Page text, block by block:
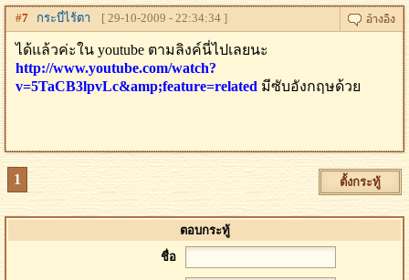
#7 กระบี่ไร้ตา [ 29-10-2009 - 22:34:34 ]
ได้แล้วค่ะใน youtube ตามลิงค์นี่ไปเลยนะ
http://www.youtube.com/watch?
v=5TaCB3lpvLc&amp;feature=related มีซับอังกฤษด้วย
1 ตั้งกระทู้
ตอบกระทู้
ชื่อ